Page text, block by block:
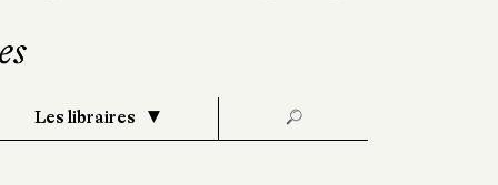
Les libraires 🔎